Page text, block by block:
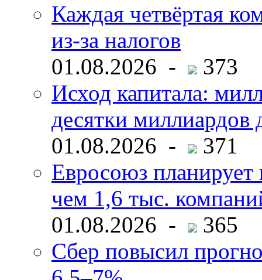
Каждая четвёртая
из-за налогов
01.08.2026 -
373
Исход капитала:
десятки миллиардов
01.08.2026 -
371
Евросоюз планирует
чем 1,6 тыс.
01.08.2026 -
365
Сбер повысил